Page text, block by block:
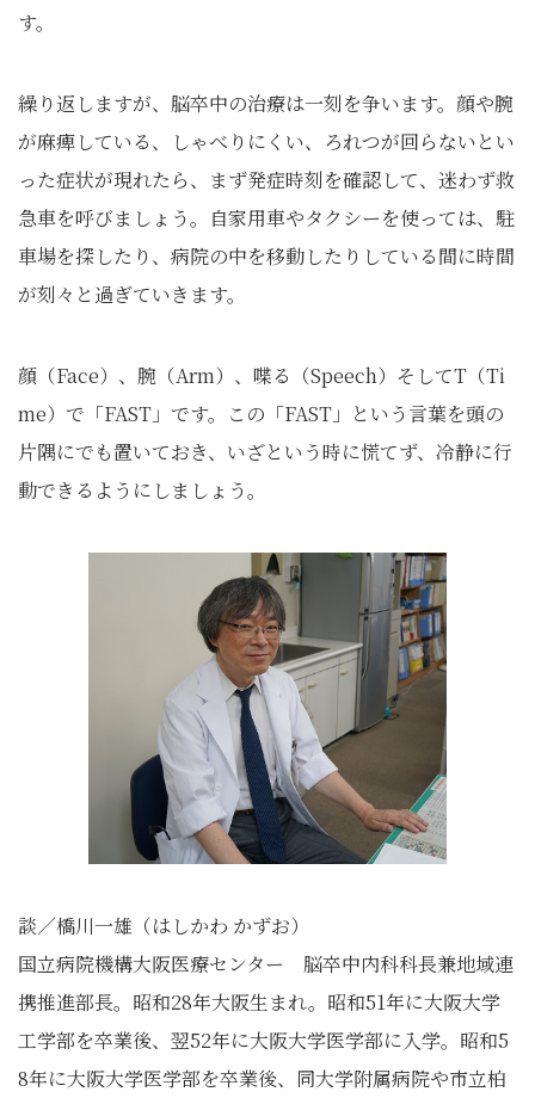
す。
繰り返しますが、脳卒中の治療は一刻を争います。顔や腕
が麻痺している、しゃべりにくい、ろれつが回らないとい
った症状が現れたら、まず発症時刻を確認して、迷わず救
急車を呼びましょう。自家用車やタクシーを使っては、駐
車場を探したり、病院の中を移動したりしている間に時間
が刻々と過ぎていきます。
顔（Face）、腕（Arm）、喋る（Speech）そしてT（Ti
me）で「FAST」です。この「FAST」という言葉を頭の
片隅にでも置いておき、いざという時に慌てず、冷静に行
動できるようにしましょう。
談／橋川一雄（はしかわ かずお）
国立病院機構大阪医療センター 脳卒中内科科長兼地域連
携推進部長。昭和28年大阪生まれ。昭和51年に大阪大学
工学部を卒業後、翌52年に大阪大学医学部に入学。昭和5
8年に大阪大学医学部を卒業後、同大学附属病院や市立柏